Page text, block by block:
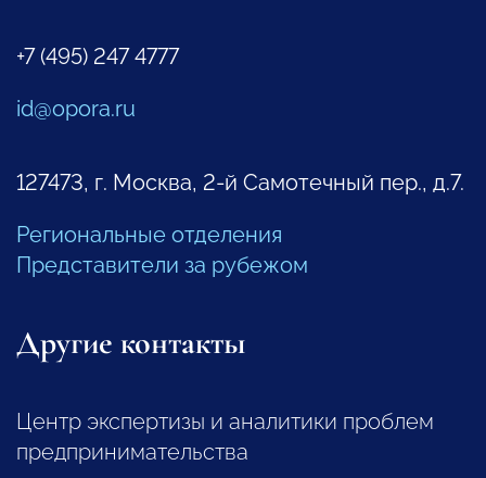
+7 (495) 247 4777
id@opora.ru
127473, г. Москва, 2-й Самотечный пер., д.7.
Региональные отделения
Представители за рубежом
Другие контакты
Центр экспертизы и аналитики проблем
предпринимательства